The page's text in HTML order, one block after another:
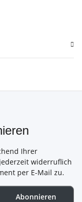
Ihrer
widerruflich
per E-Mail zu.
Abonnieren